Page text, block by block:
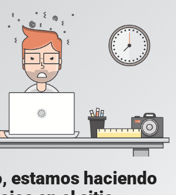
estamos haciendo